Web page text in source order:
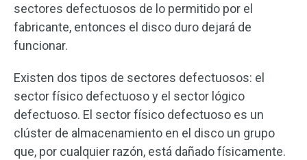
sectores defectuosos de lo permitido por el
fabricante, entonces el disco duro dejará de
funcionar.
Existen dos tipos de sectores defectuosos: el
sector físico defectuoso y el sector lógico
defectuoso. El sector físico defectuoso es un
clúster de almacenamiento en el disco un grupo
que, por cualquier razón, está dañado físicamente.